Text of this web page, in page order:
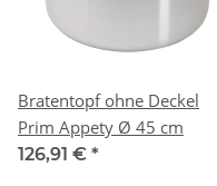
Bratentopf ohne Deckel
Prim Appety Ø 45 cm
126,91 € *